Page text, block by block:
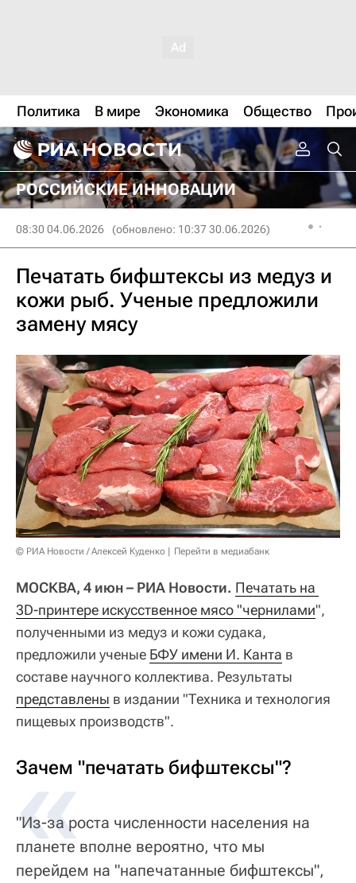
Политика В мире Экономика Общество
РОССИЙСКИЕ ИННОВАЦИИ
08:30 04.06.2026 (обновлено: 10:37 30.06.2026)
Печатать бифштексы из медуз и
кожи рыб. Ученые предложили
замену мясу
© РИА Новости / Алексей Куденко Перейти в медиабанк
МОСКВА, 4 июн – РИА Новости. Печатать на
3D-принтере искусственное мясо "чернилами",
полученными из медуз и кожи судака,
предложили ученые БФУ имени И. Канта в
составе научного коллектива. Результаты
представлены в издании "Техника и технология
пищевых производств".
Зачем "печатать бифштексы"?
«
"Из-за роста численности населения на
планете вполне вероятно, что мы
перейдем на "напечатанные бифштексы",